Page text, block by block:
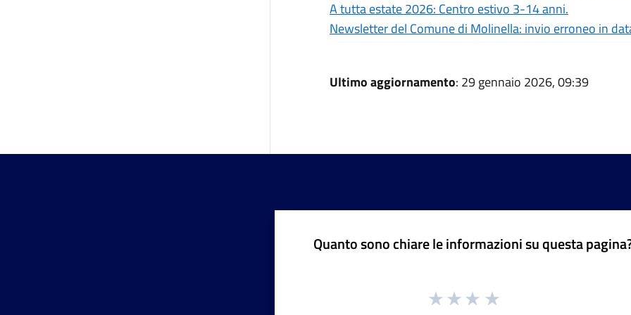
A tutta estate 2026: Centro estivo 3-14 anni.
Newsletter del Comune di Molinella: invio erroneo in
Ultimo aggiornamento: 29 gennaio 2026, 09:39
Quanto sono chiare le informazioni su questa